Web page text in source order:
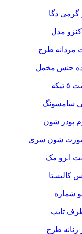
جنس مخمل
سامسونگ
کالیستا